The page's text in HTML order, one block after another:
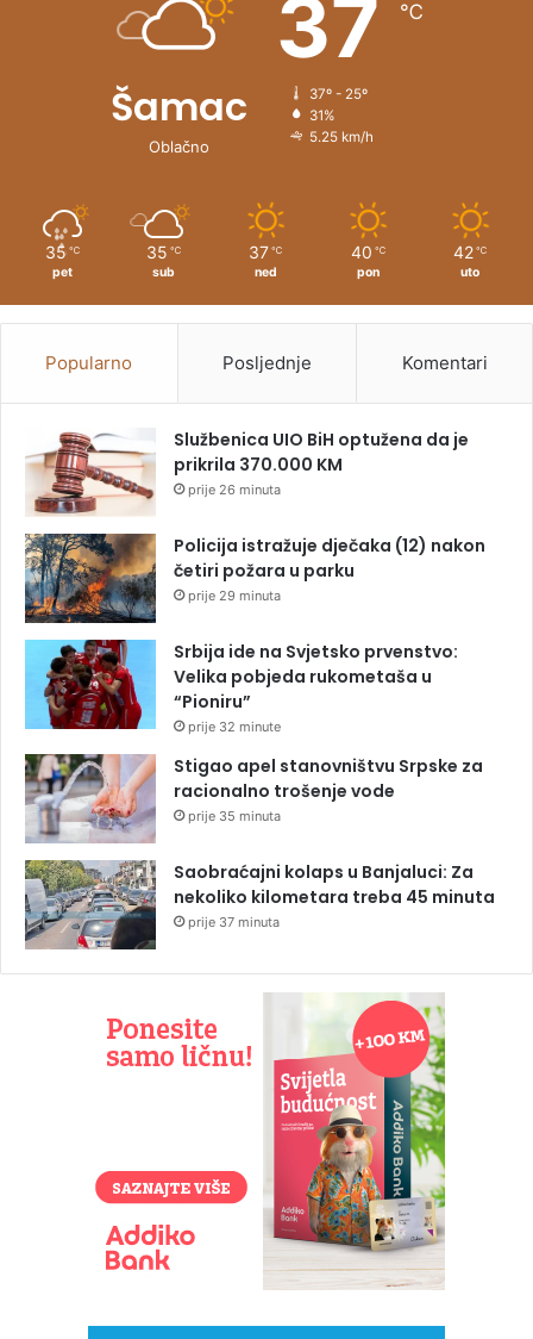
Šamac
Oblačno
37 ℃
37º - 25º
31%
5.25 km/h
35 ℃
pet
35 ℃
sub
37 ℃
ned
40 ℃
pon
42 ℃
uto
Popularno Posljednje Komentari
Službenica UIO BiH optužena da je
prikrila 370.000 KM
prije 26 minuta
Policija istražuje dječaka (12) nakon
četiri požara u parku
prije 29 minuta
Srbija ide na Svjetsko prvenstvo:
Velika pobjeda rukometaša u
“Pioniru”
prije 32 minute
Stigao apel stanovništvu Srpske za
racionalno trošenje vode
prije 35 minuta
Saobraćajni kolaps u Banjaluci: Za
nekoliko kilometara treba 45 minuta
prije 37 minuta